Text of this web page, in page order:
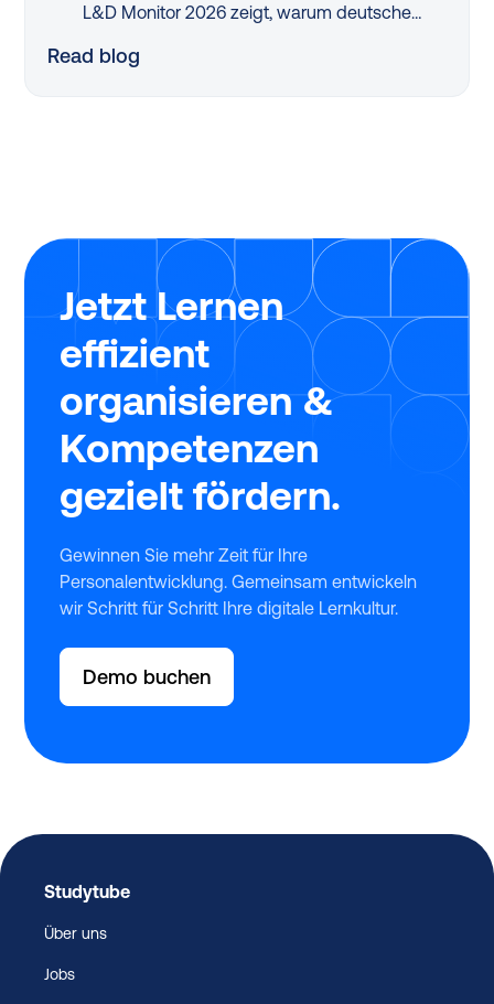
L&D Monitor 2026 zeigt, warum deutsche
kaum messbaren Impact erzielen – und wo der
Read blog
Jetzt Lernen
effizient
organisieren &
Kompetenzen
gezielt fördern.
Gewinnen Sie mehr Zeit für Ihre
Personalentwicklung. Gemeinsam entwickeln
wir Schritt für Schritt Ihre digitale Lernkultur.
Demo buchen
Studytube
Über uns
Jobs